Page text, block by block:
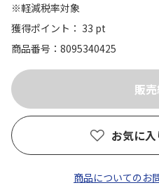
※軽減税率対象
獲得ポイント： 33 pt
商品番号
8095340425
お気に
商品についてのお